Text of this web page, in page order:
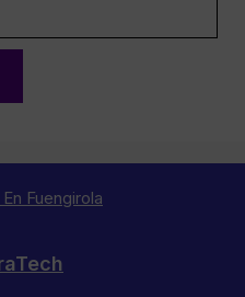
Fuengirola